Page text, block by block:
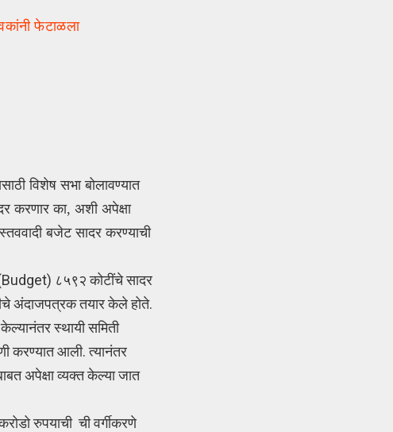
फेटाळला
विशेष सभा बोलावण्यात
करणार का, अशी अपेक्षा
बजेट सादर करण्याची
८५९२ कोटींचे सादर
अंदाजपत्रक तयार केले होते.
स्थायी समिती
करण्यात आली. त्यानंतर
अपेक्षा व्यक्त केल्या जात
रुपयाची ची वर्गीकरणे